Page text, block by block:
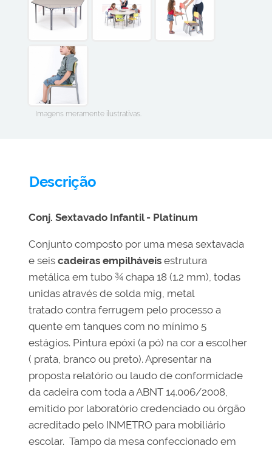
Imagens meramente ilustrativas.
Descrição
Conj. Sextavado Infantil - Platinum
Conjunto composto por uma mesa sextavada
e seiscadeiras empilháveis estrutura
metálica em tubo ¾ chapa 18 (1.2 mm), todas
unidas através de solda mig, metal
tratado contra ferrugem pelo processo a
quente em tanques com no mínimo 5
estágios. Pintura epóxi (a pó) na cor a escolher
( prata, branco ou preto). Apresentar na
proposta relatório ou laudo de conformidade
da cadeira com toda a ABNT 14.006/2008,
emitido por laboratório credenciado ou órgão
acreditado pelo INMETRO para mobiliário
escolar. Tampo da mesa confeccionado em